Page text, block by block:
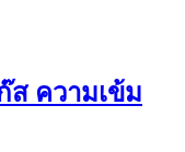
ส ความเข้ม